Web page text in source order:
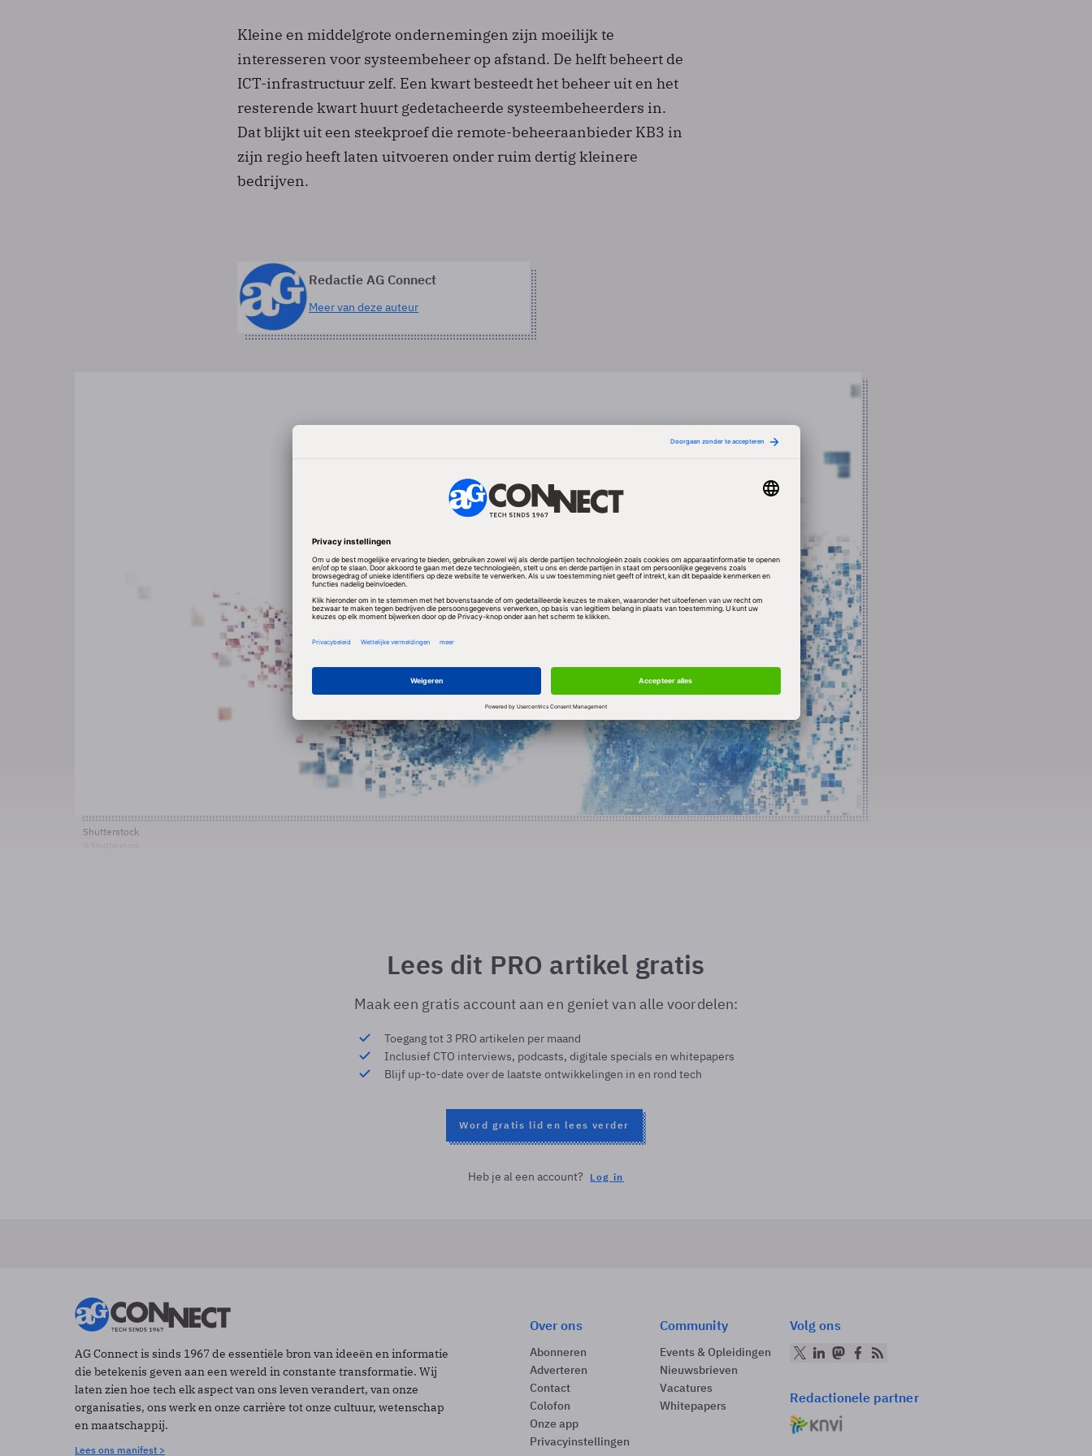
Kleine en middelgrote ondernemingen zijn moeilijk te
interesseren voor systeembeheer op afstand. De helft beheert de
ICT-infrastructuur zelf. Een kwart besteedt het beheer uit en het
resterende kwart huurt gedetacheerde systeembeheerders in.
Dat blijkt uit een steekproef die remote-beheeraanbieder KB3 in
zijn regio heeft laten uitvoeren onder ruim dertig kleinere
bedrijven.
Redactie AG Connect
Meer van deze auteur
Shutterstock
Lees dit PRO artikel gratis
Maak een gratis account aan en geniet van alle voordelen:
Toegang tot 3 PRO artikelen per maand
Inclusief CTO interviews, podcasts, digitale specials en whitepapers
Blijf up-to-date over de laatste ontwikkelingen in en rond tech
Word gratis lid en lees verder
Heb je al een account? Log in
AG Connect is sinds 1967 de essentiële bron van ideeën en informatie
die betekenis geven aan een wereld in constante transformatie. Wij
laten zien hoe tech elk aspect van ons leven verandert, van onze
organisaties, ons werk en onze carrière tot onze cultuur, wetenschap
en maatschappij.
Lees ons manifest >
Over ons
Abonneren
Adverteren
Contact
Colofon
Onze app
Privacyinstellingen
Community
Events & Opleidingen
Nieuwsbrieven
Vacatures
Whitepapers
Volg ons
Redactionele partner